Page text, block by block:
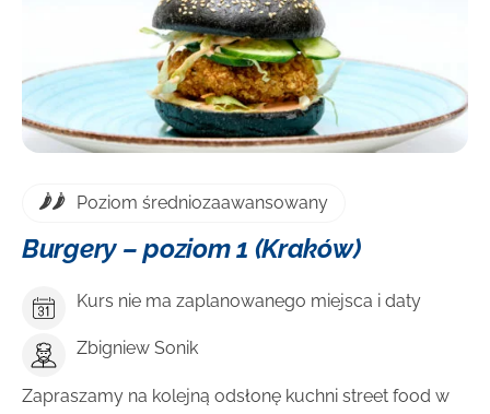
DOWIEDZ SIĘ WIĘCEJ
Poziom średniozaawansowany
Burgery – poziom 1 (Kraków)
Kurs nie ma zaplanowanego miejsca i daty
Zbigniew Sonik
Zapraszamy na kolejną odsłonę kuchni street food w